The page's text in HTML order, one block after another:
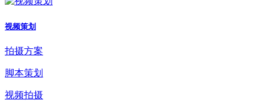
视频策划
拍摄方案
脚本策划
视频拍摄